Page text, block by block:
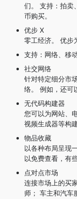
们。 支持：拍卖
币购买。
优步 X
零工经济。 优步
支持：网络、移
社交网络
针对特定细分市
络。 例如，还可
无代码构建器
您可以为网站、
视频生成器等构
物品收藏
以各种布局呈现
以免费查看，有
点对点市场
连接市场上的买
师； 车主和汽车